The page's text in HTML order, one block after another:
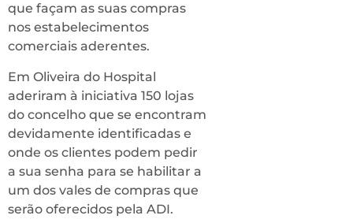
que façam as suas compras
nos estabelecimentos
comerciais aderentes.
Em Oliveira do Hospital
aderiram à iniciativa 150 lojas
do concelho que se encontram
devidamente identificadas e
onde os clientes podem pedir
a sua senha para se habilitar a
um dos vales de compras que
serão oferecidos pela ADI.